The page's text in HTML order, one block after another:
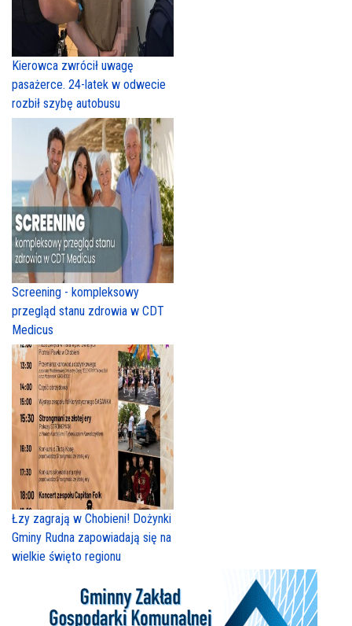
Kierowca zwrócił uwagę
pasażerce. 24-latek w odwecie
rozbił szybę autobusu
Screening - kompleksowy
przegląd stanu zdrowia w CDT
Medicus
Łzy zagrają w Chobieni! Dożynki
Gminy Rudna zapowiadają się na
wielkie święto regionu